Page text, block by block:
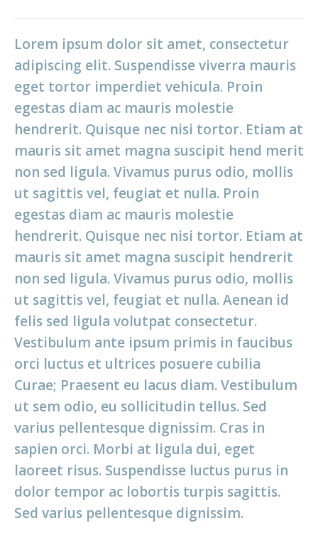
Lorem ipsum dolor sit amet, consectetur
adipiscing elit. Suspendisse viverra mauris
eget tortor imperdiet vehicula. Proin
egestas diam ac mauris molestie
hendrerit. Quisque nec nisi tortor. Etiam at
mauris sit amet magna suscipit hend merit
non sed ligula. Vivamus purus odio, mollis
ut sagittis vel, feugiat et nulla. Proin
egestas diam ac mauris molestie
hendrerit. Quisque nec nisi tortor. Etiam at
mauris sit amet magna suscipit hendrerit
non sed ligula. Vivamus purus odio, mollis
ut sagittis vel, feugiat et nulla. Aenean id
felis sed ligula volutpat consectetur.
Vestibulum ante ipsum primis in faucibus
orci luctus et ultrices posuere cubilia
Curae; Praesent eu lacus diam. Vestibulum
ut sem odio, eu sollicitudin tellus. Sed
varius pellentesque dignissim. Cras in
sapien orci. Morbi at ligula dui, eget
laoreet risus. Suspendisse luctus purus in
dolor tempor ac lobortis turpis sagittis.
Sed varius pellentesque dignissim.